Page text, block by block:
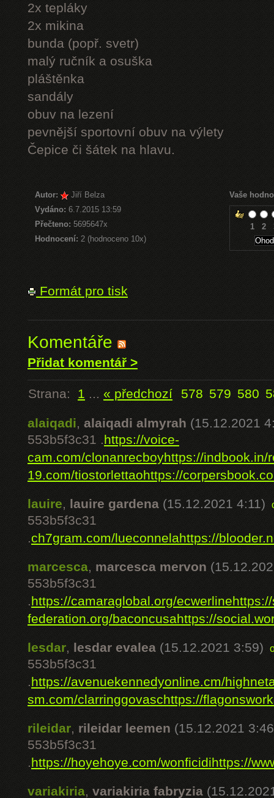
2x tepláky
2x mikina
bunda (popř. svetr)
malý ručník a osuška
pláštěnka
sandály
obuv na lezení
pevnější sportovní obuv na výlety
Čepice či šátek na hlavu.
Autor:
Jiří Belza
Vydáno: 6.7.2015 13:59
Přečteno: 5695647x
Hodnocení: 2 (hodnoceno 10x)
Vaše
1 2
Formát pro tisk
Komentáře
Přidat komentář >
Strana: 1 ... « předchozí 578 579 580
alaiqadi, alaiqadi almyrah (15.12.2021
553b5f3c31 .https://voice-
cam.com/clonanrecboyhttps://indbook.in/
19.com/tiostorlettaohttps://
lauire, lauire gardena (15.12.2021 4:11)
553b5f3c31
.ch7gram.com/lueconnelahttps://
marcesca, marcesca mervon
553b5f3c31
.https://camaraglobal.org/ecwerline
federation.org/baconcusahttps://
lesdar, lesdar evalea (15.12.2021 3:59)
553b5f3c31
.https://avenuekennedyonline.cm/
sm.com/clarringgovaschttps://
rileidar, rileidar leemen (15.12.2021
553b5f3c31
.https://hoyehoye.com/wonficidihttps://
variakiria,variakiria fabryzia